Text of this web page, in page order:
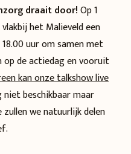
draait door!Op 1
het Malieveld een
uur om samen met
de actiedag en vooruit
kan onze talkshow live
niet beschikbaar maar
we natuurlijk delen